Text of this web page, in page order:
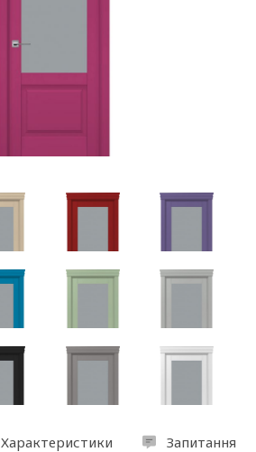
Характеристики Запитання